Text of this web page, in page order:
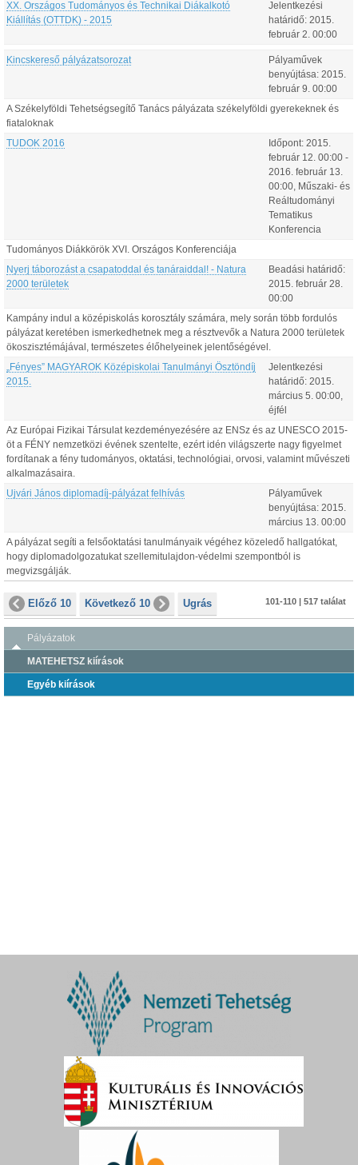
XX. Országos Tudományos és Technikai Diákalkotó
Kiállítás (OTTDK) - 2015
Jelentkezési
határidő: 2015.
február 2 00:00
Kincskereső pályázatsorozat
Pályaművek
benyújtása: 2015.
február 9 00:00
A Székelyföldi Tehetségsegítő Tanács pályázata székelyföldi gyerekeknek és
fiataloknak
TUDOK 2016 Időpont: 2015.
február 12 00:00 -
2016. február 13
00:00 , Műszaki- és
Reáltudományi
Tematikus
Konferencia
Tudományos Diákkörök XVI. Országos Konferenciája
Nyerj táborozást a csapatoddal és tanáraiddal! - Natura
2000 területek
Beadási határidő:
2015. február 28
00:00
Kampány indul a középiskolás korosztály számára, mely során több fordulós
pályázat keretében ismerkedhetnek meg a résztvevők a Natura 2000 területek
ökoszisztémájával, természetes élőhelyeinek jelentőségével.
„Fényes” MAGYAROK Középiskolai Tanulmányi Ösztöndíj
2015.
Jelentkezési
határidő: 2015.
március 5 00:00
éjfél
Az Európai Fizikai Társulat kezdeményezésére az ENSz és az UNESCO 2015-
öt a FÉNY nemzetközi évének szentelte, ezért idén világszerte nagy figyelmet
fordítanak a fény tudományos, oktatási, technológiai, orvosi, valamint művészeti
alkalmazásaira.
Ujvári János diplomadíj-pályázat felhívás
Pályaművek
benyújtása: 2015.
március 13 00:00
A pályázat segíti a felsőoktatási tanulmányaik végéhez közeledő hallgatókat,
hogy diplomadolgozatukat szellemitulajdon-védelmi szempontból is
megvizsgálják.
Előző 10 Következő 10 Ugrás 101-110 | 517 találat
Pályázatok
MATEHETSZ kiírások
Egyéb kiírások